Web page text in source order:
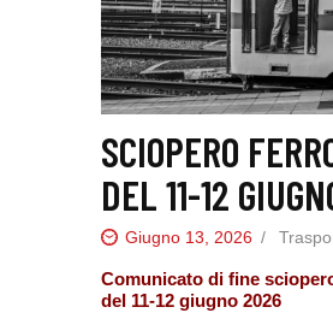
NEWS
PODCAST CUB
TG CUB
INTERNAZIONALE
RASSEGNA STAMPA
SCIOPERO
DEL 11-12
Giugno 13, 2026
Comunicato di fine
del 11-12 giugno 2026